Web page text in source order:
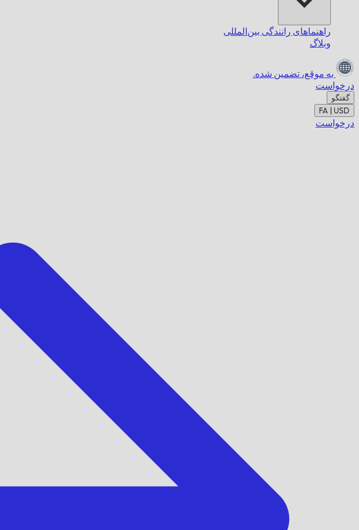
راهنماهای رانندگی بین‌المللی
وبلاگ
به موقع، تضمین شده.
درخواست
گفتگو
FA | USD
درخواست